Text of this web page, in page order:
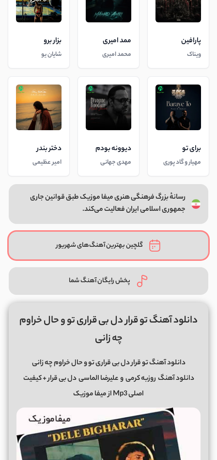
پارافین
ویناک
ممد امیری
محمد امیری
بزار برو
شایان یو
برای تو
مهیار و گاد پوری
دیوونه بودم
مهدی جهانی
دختر بندر
امیر عظیمی
رسانهٔ بزرگ فرهنگی هنری میفا موزیک طبق قوانین جاری
جمهوری اسلامی ایران فعالیت می‌کند.
گلچین بهترین آهنگ‌های شهریور
پخش رایگان آهنگ شما
دانلود آهنگ تو قرار دل بی قراری تو و حال خراوم
چه زانی
دانلود آهنگ تو قرار دل بی قراری تو و حال خراوم چه زانی
دانلود آهنگ روزبه کرمیوعلیرضا الماسیدل بی قرار + کیفیت
اصلی Mp3 از میفا موزیک